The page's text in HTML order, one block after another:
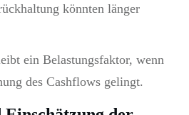
könnten länger
ein Belastungsfaktor, wenn
des Cashflows gelingt.